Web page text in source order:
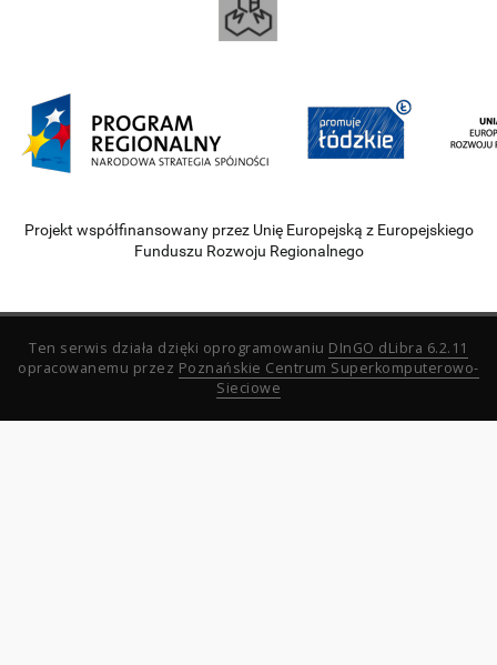
Projekt współfinansowany przez Unię Europejską z Europejskiego
Funduszu Rozwoju Regionalnego
Ten serwis działa dzięki oprogramowaniu DInGO dLibra 6.2.11
opracowanemu przez Poznańskie Centrum Superkomputerowo-
Sieciowe